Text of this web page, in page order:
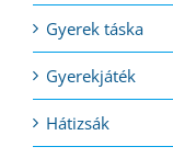
Gyerek táska
Gyerekjáték
Hátizsák